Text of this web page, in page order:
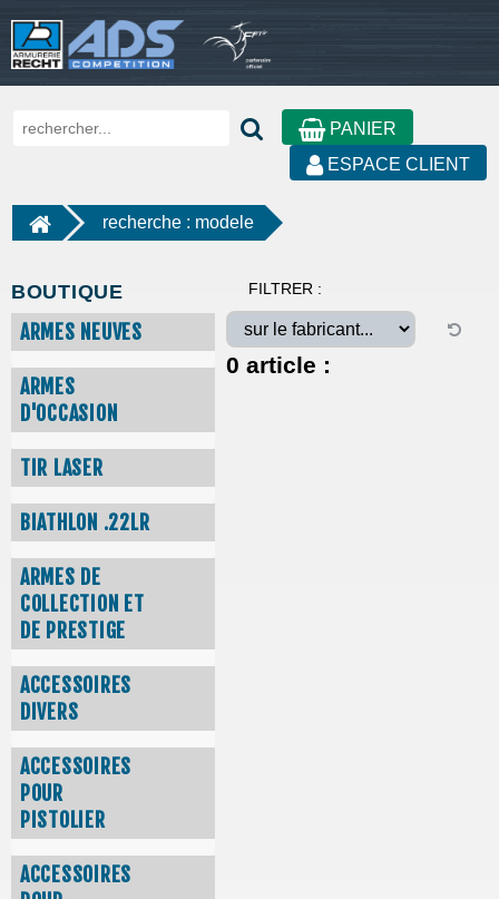
PANIER
ESPACE CLIENT
recherche : modele
BOUTIQUE
ARMES NEUVES
ARMES
D'OCCASION
TIR LASER
BIATHLON .22LR
ARMES DE
COLLECTION ET
DE PRESTIGE
ACCESSOIRES
DIVERS
ACCESSOIRES
POUR
PISTOLIER
ACCESSOIRES
FILTRER :
0 article :